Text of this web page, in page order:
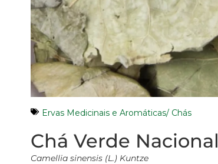
Ervas Medicinais e Aromáticas/ Chás
Chá Verde Nacional
Camellia sinensis (L.) Kuntze